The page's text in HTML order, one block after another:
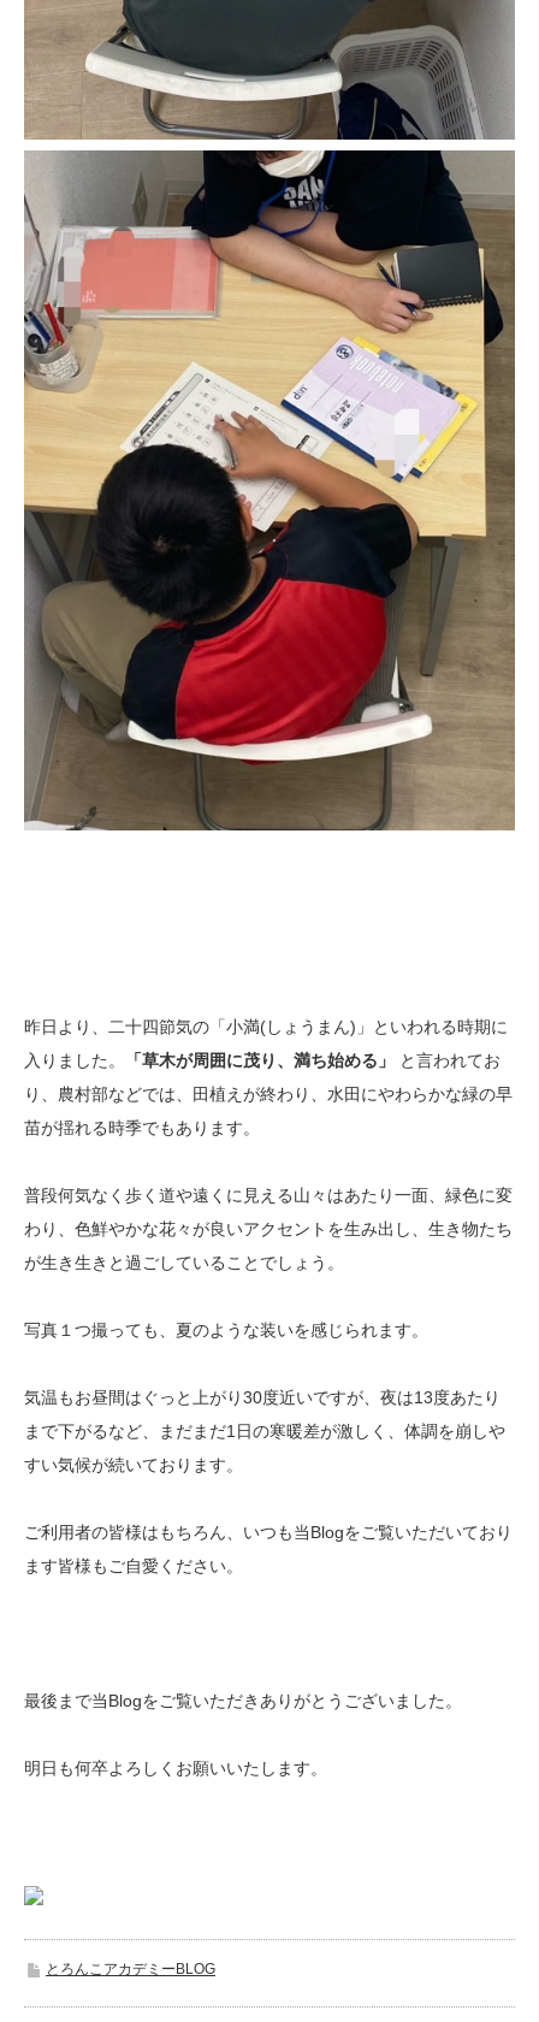
昨日より、二十四節気の「小満(しょうまん)」といわれる時期に
入りました。
「草木が周囲に茂り、満ち始める」
と言われてお
り、農村部などでは、田植えが終わり、水田にやわらかな緑の早
苗が揺れる時季でもあります。
普段何気なく歩く道や遠くに見える山々はあたり一面、緑色に変
わり、色鮮やかな花々が良いアクセントを生み出し、生き物たち
が生き生きと過ごしていることでしょう。
写真１つ撮っても、夏のような装いを感じられます。
気温もお昼間はぐっと上がり30度近いですが、夜は13度あたり
まで下がるなど、まだまだ1日の寒暖差が激しく、体調を崩しや
すい気候が続いております。
ご利用者の皆様はもちろん、いつも当Blogをご覧いただいており
ます皆様もご自愛ください。
最後まで当Blogをご覧いただきありがとうございました。
明日も何卒よろしくお願いいたします。
とろんこアカデミーBLOG